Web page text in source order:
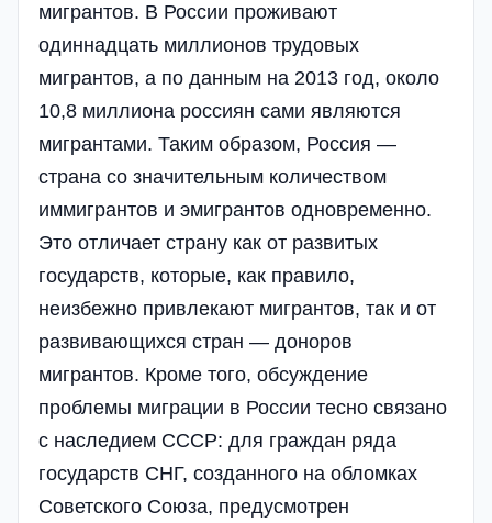
мигрантов. В России проживают
одиннадцать миллионов трудовых
мигрантов, а по данным на 2013 год, около
10,8 миллиона россиян сами являются
мигрантами. Таким образом, Россия —
страна со значительным количеством
иммигрантов и эмигрантов одновременно.
Это отличает страну как от развитых
государств, которые, как правило,
неизбежно привлекают мигрантов, так и от
развивающихся стран — доноров
мигрантов. Кроме того, обсуждение
проблемы миграции в России тесно связано
с наследием СССР: для граждан ряда
государств СНГ, созданного на обломках
Советского Союза, предусмотрен